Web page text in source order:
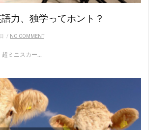
力、独学ってホント？
/ NO COMMENT
ミニスカー...